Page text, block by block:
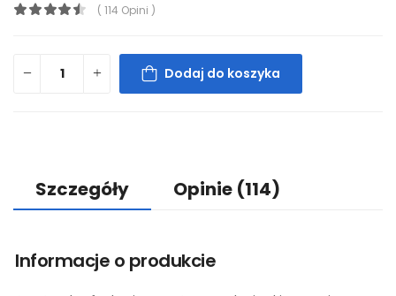
( 114 Opini )
Dodaj do koszyka
Szczegóły Opinie (114)
Informacje o produkcie